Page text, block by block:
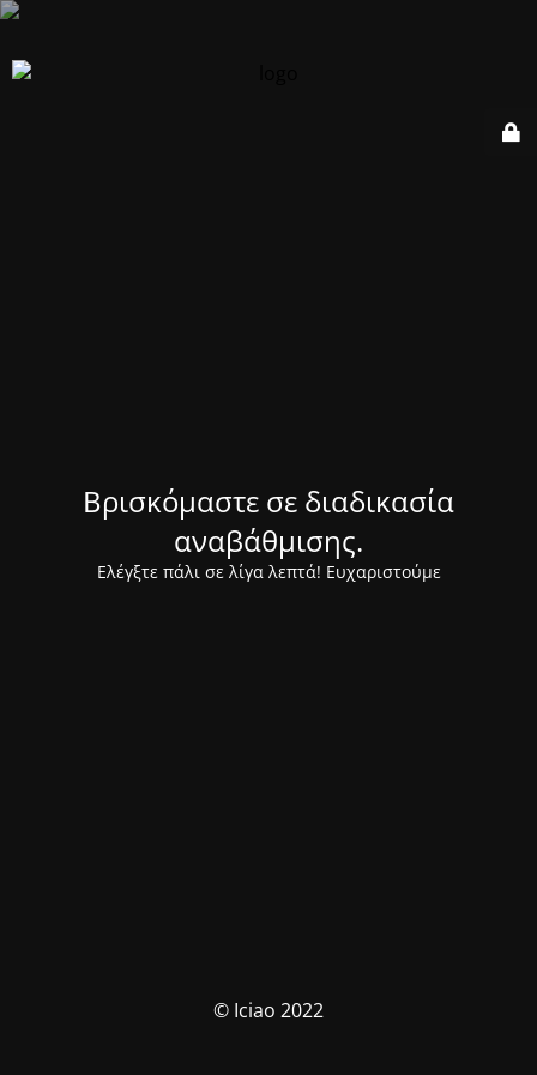
Βρισκόμαστε σε διαδικασία
αναβάθμισης.
Ελέγξτε πάλι σε λίγα λεπτά! Ευχαριστούμε
© Iciao 2022